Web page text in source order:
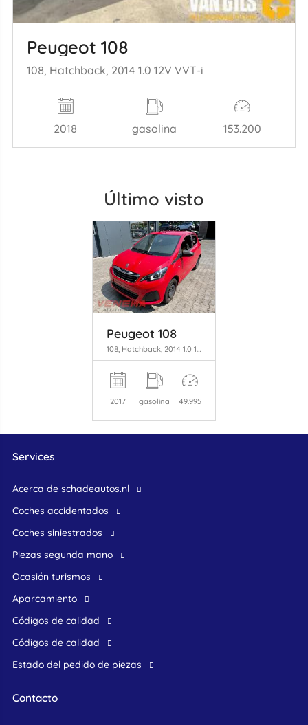
Peugeot 108
108, Hatchback, 2014 1.0 12V VVT-i
2018 gasolina 153.200
Último visto
Peugeot 108
108, Hatchback, 2014 1.0 12V
2017 gasolina 49.995
Services
Acerca de schadeautos.nl
Coches accidentados
Coches siniestrados
Piezas segunda mano
ocasión turismos
Aparcamiento
Códigos de calidad
Códigos de calidad
Estado del pedido de piezas
Contacto